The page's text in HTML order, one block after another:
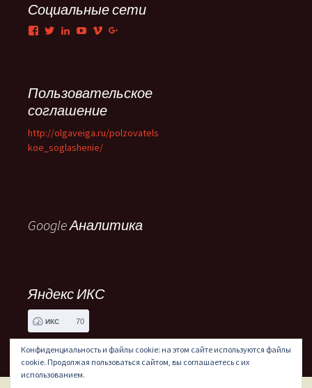
Социальные сети
Facebook
TwitterLinkedIn
YouTube
Vimeo
Пользовательское
соглашение
http://olgaveiga.ru/polzovatels
koe_soglashenie/
Google Аналитика
Яндекс ИКС
ИКС 70
Конфиденциальность и файлы cookie: на этом сайте используются файлы
cookie. Продолжая пользоваться сайтом, вы соглашаетесь с их
использованием.